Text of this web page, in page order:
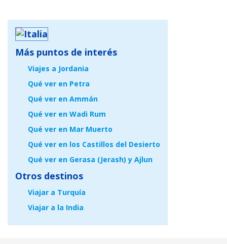
Más puntos de interés
Viajes a Jordania
Qué ver en Petra
Qué ver en Ammán
Qué ver en Wadi Rum
Qué ver en Mar Muerto
Qué ver en los Castillos del Desierto
Qué ver en Gerasa (Jerash) y Ajlun
Otros destinos
Viajar a Turquía
Viajar a la India